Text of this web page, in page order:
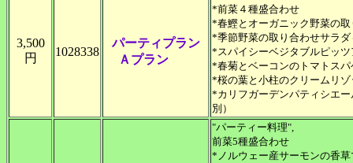
3,500
円
1028338
パーティプラン
Ａプラン
*前菜４種盛合わせ
*春鰹とオーガニック野菜の
*季節野菜の取り合わせサラ
*スパイシーベジタブルピッツ
*春菊とベーコンのトマ
*桜の葉と小柱のクリームリゾ
*カリフガーデンパティシ
別）
"パーティー料理",
前菜5種盛合わせ
*ノルウェー産サーモンの香